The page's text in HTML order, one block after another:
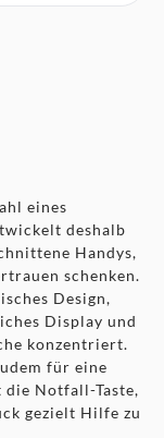
kann
eines
deshalb
Handys,
schenken.
Design,
Display und
konzentriert.
für eine
die Notfall­-Taste,
gezielt Hilfe zu